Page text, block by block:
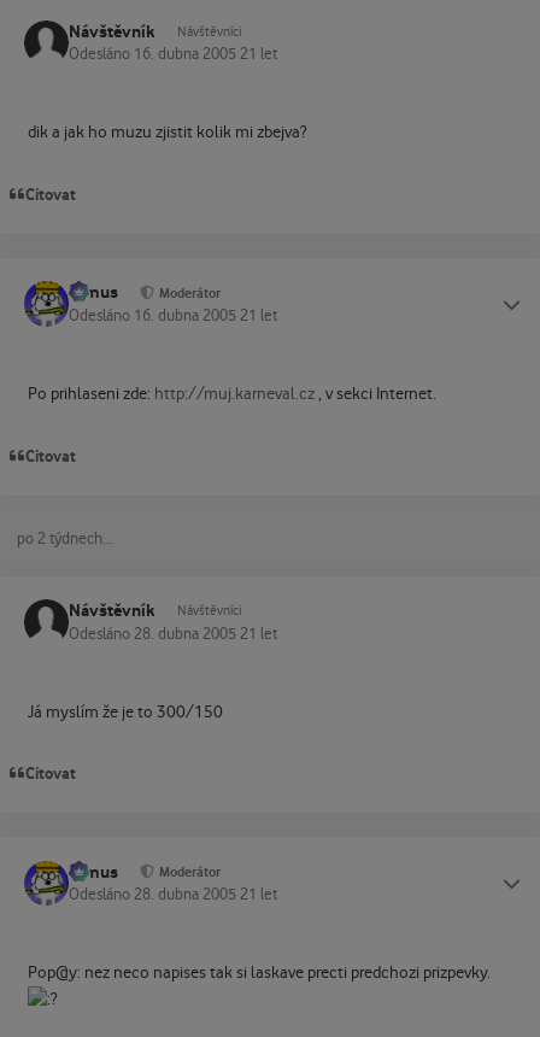
Návštěvník Návštěvníci
Odesláno 16. dubna 2005 21 let
dik a jak ho muzu zjistit kolik mi zbejva?
Citovat
tomus Moderátor
Odesláno 16. dubna 2005 21 let
Po prihlaseni zde: http://muj.karneval.cz, v sekci Internet.
Citovat
po 2 týdnech...
Návštěvník Návštěvníci
Odesláno 28. dubna 2005 21 let
Já myslím že je to 300/150
Citovat
tomus Moderátor
Odesláno 28. dubna 2005 21 let
Pop@y: nez neco napises tak si laskave precti predchozi prizpevky.